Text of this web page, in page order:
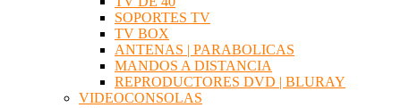
SOPORTES TV
TV BOX
ANTENAS | PARABOLICAS
MANDOS A DISTANCIA
REPRODUCTORES DVD | BLURAY
VIDEOCONSOLAS